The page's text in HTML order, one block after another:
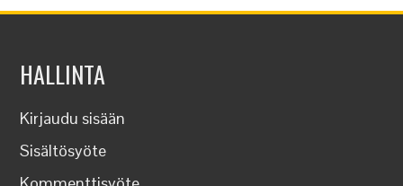
HALLINTA
Kirjaudu sisään
Sisältösyöte